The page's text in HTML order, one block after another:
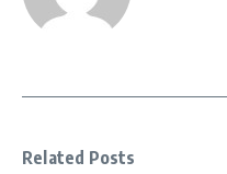
Related Posts